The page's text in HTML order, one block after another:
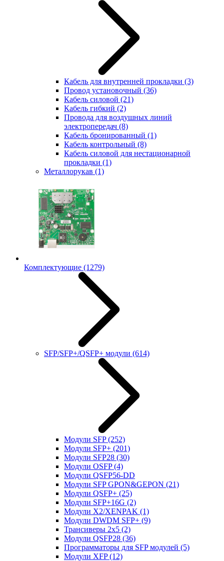
Кабель для внутренней прокладки (3)
Провод установочный (36)
Кабель силовой (21)
Кабель гибкий (2)
Провода для воздушных линий
электропередач (8)
Кабель бронированный (1)
Кабель контрольный (8)
Кабель силовой для нестационарной
прокладки (1)
Металлорукав (1)
Комплектующие (1279)
SFP/SFP+/QSFP+ модули (614)
Модули SFP(252)
Модули SFP+ (201)
Модули SFP28 (30)
Модули OSFP(4)
Модули QSFP56-DD
Модули SFP GPON&GEPON (21)
Модули QSFP+ (25)
Модули SFP+16G (2)
Модули X2/XENPAK (1)
Модули DWDM SFP+ (9)
Трансиверы 2x5 (2)
Модули QSFP28 (36)
Программаторы для SFP модулей (5)
Модули XFP(12)